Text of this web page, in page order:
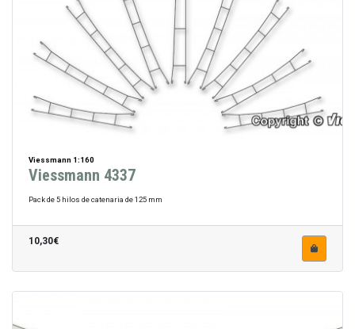
Viessmann 1:160
Viessmann 4337
Pack de 5 hilos de catenaria de 125 mm
10,30€